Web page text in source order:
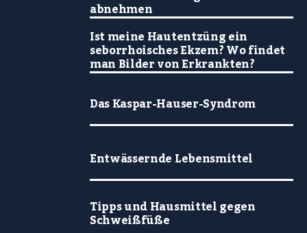
abnehmen
Ist meine Hautentzüng ein
seborrhoisches Ekzem? Wo findet
man Bilder von Erkrankten?
Das Kaspar-Hauser-Syndrom
Entwässernde Lebensmittel
Tipps und Hausmittel gegen
Schweißfüße